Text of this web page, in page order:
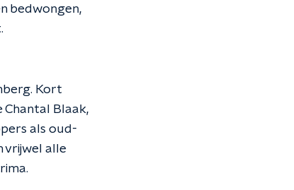
bedwongen,
Kort
Blaak,
als oud-
vrijwel alle